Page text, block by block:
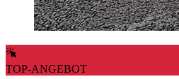
TOP-ANGEBOT